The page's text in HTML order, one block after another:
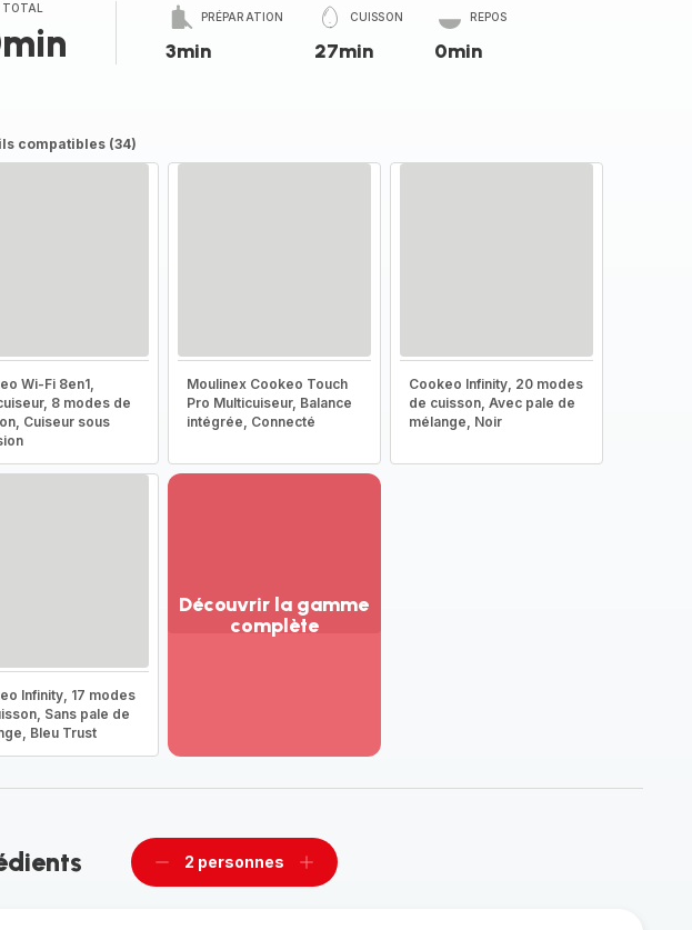
PRÉPARATION
3min
CUISSON
27min
REPOS
0min
compatibles (34)
Wi-Fi 8en1,
8 modes de
Cuiseur sous
Moulinex Cookeo Touch
Pro Multicuiseur, Balance
intégrée, Connecté
Cookeo Infinity, 20 modes
de cuisson, Avec pale de
mélange, Noir
Infinity, 17 modes
Sans pale de
Bleu Trust
Découvrir la gamme
complète
gamme
Supprimer
2 personnes
Ajouter